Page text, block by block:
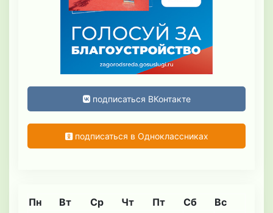
подписаться ВКонтакте
подписаться в Одноклассниках
Пн Вт Ср Чт Пт Сб Вс